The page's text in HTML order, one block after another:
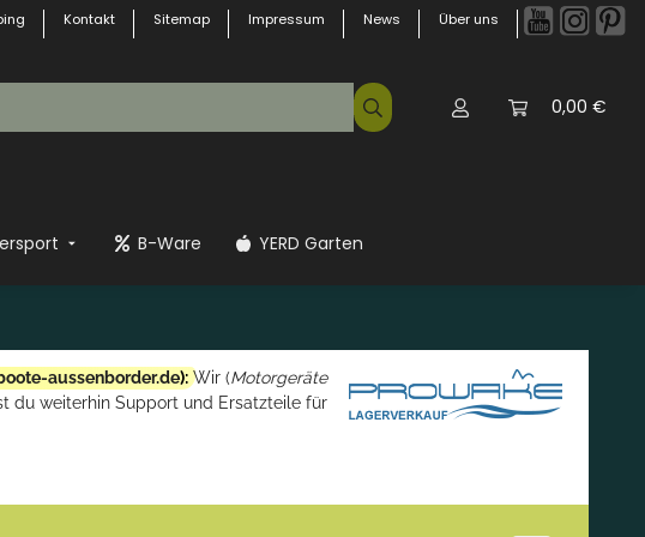
Kontakt Sitemap Impressum News Über uns
0,00 €
B-Ware YERD Garten
aussenborder.de): Wir (Motorgeräte
du weiterhin Support und Ersatzteile für